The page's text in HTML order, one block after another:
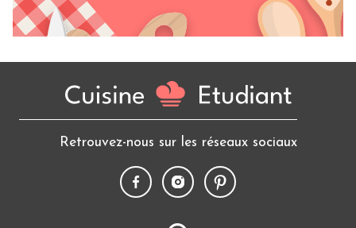
Retrouvez-nous sur les réseaux sociaux